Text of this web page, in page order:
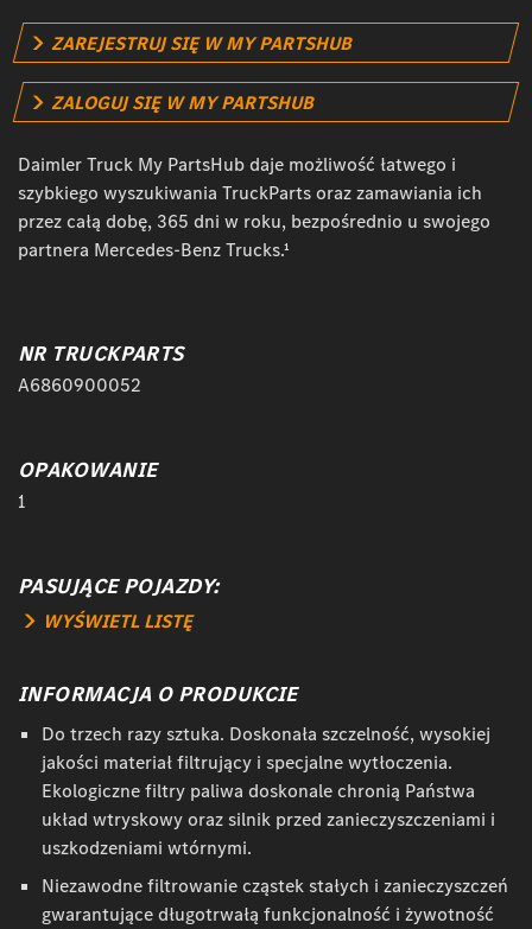
ZAREJESTRUJ SIĘ W MY PARTSHUB
ZALOGUJ SIĘ W MY PARTSHUB
Daimler Truck My PartsHub daje możliwość łatwego i
szybkiego wyszukiwania TruckParts oraz zamawiania ich
przez całą dobę, 365 dni w roku, bezpośrednio u swojego
partnera Mercedes-Benz Trucks.¹
NR TRUCKPARTS
A6860900052
OPAKOWANIE
1
PASUJĄCE POJAZDY:
WYŚWIETL LISTĘ
INFORMACJA O PRODUKCIE
Do trzech razy sztuka. Doskonała szczelność, wysokiej
jakości materiał filtrujący i specjalne wytłoczenia.
Ekologiczne filtry paliwa doskonale chronią Państwa
układ wtryskowy oraz silnik przed zanieczyszczeniami i
uszkodzeniami wtórnymi.
Niezawodne filtrowanie cząstek stałych i zanieczyszczeń
gwarantujące długotrwałą funkcjonalność i żywotność